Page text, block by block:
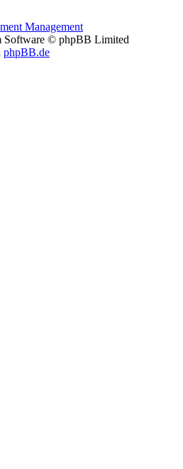
Management
Software © phpBB Limited
phpBB.de